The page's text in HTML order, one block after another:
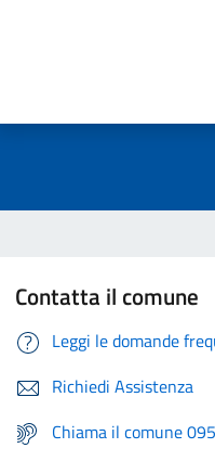
Contatta il comune
Leggi le domande
Richiedi Assistenza
Chiama il comune